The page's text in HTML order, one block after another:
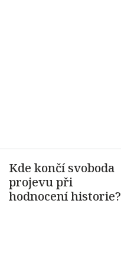
Kde končí svoboda
projevu při
hodnocení historie?